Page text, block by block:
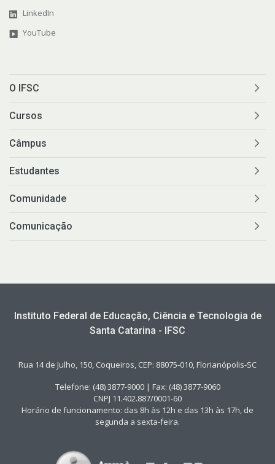
LinkedIn
YouTube
O IFSC
Cursos
Câmpus
Estudantes
Comunidade
Comunicação
Instituto Federal de Educação, Ciência e Tecnologia de
Santa Catarina - IFSC
Rua 14 de Julho, 150, Coqueiros, CEP: 88075-010, Florianópolis-SC
Telefone: (48) 3877-9000 | Fax: (48) 3877-9060
CNPJ 11.402.887/0001-60
Horário de funcionamento: das 8h às 12h e das 13h às 17h, de
segunda a sexta-feira.